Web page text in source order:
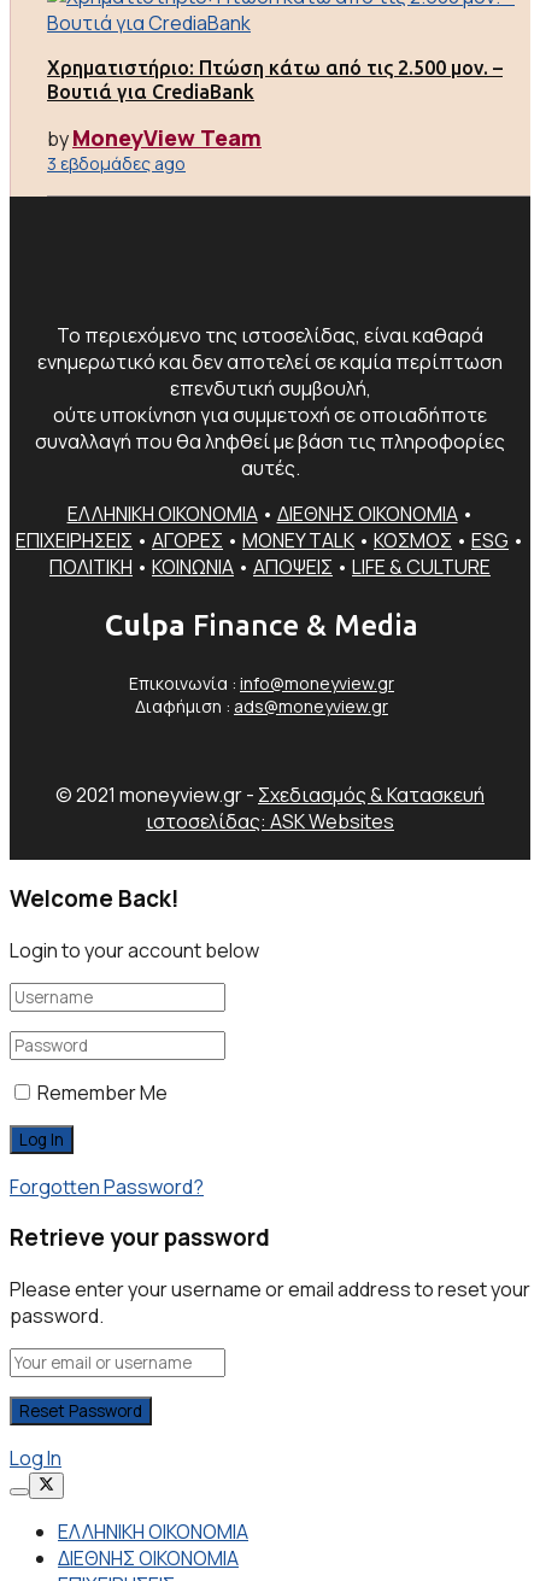
Χρηματιστήριο: Πτώση κάτω από τις 2.500 μον. –
Βουτιά για CrediaBank
byMoneyView Team
3 εβδομάδες ago
Το περιεχόμενο της ιστοσελίδας, είναι καθαρά
ενημερωτικό και δεν αποτελεί σε καμία περίπτωση
επενδυτική συμβουλή,
ούτε υποκίνηση για συμμετοχή σε οποιαδήποτε
συναλλαγή που θα ληφθεί με βάση τις πληροφορίες
αυτές.
ΕΛΛΗΝΙΚΗ ΟΙΚΟΝΟΜΙΑ• ΔΙΕΘΝΗΣ ΟΙΚΟΝΟΜΙΑ•
ΕΠΙΧΕΙΡΗΣΕΙΣ • ΑΓΟΡΕΣ • MONEY TALK • ΚΟΣΜΟΣ • ESG •
ΠΟΛΙΤΙΚΗ • ΚΟΙΝΩΝΙΑ • ΑΠΟΨΕΙΣ • LIFE & CULTURE
Culpa Finance & Media
Επικοινωνία : info@moneyview.gr
Διαφήμιση : ads@moneyview.gr
© 2021 moneyview.gr - Σχεδιασμός & Κατασκευή
ιστοσελίδας: ASK Websites
Welcome Back!
Login to your account below
Remember Me
Forgotten Password?
Retrieve your password
Please enter your username or email address to reset your
password.
Log In
ΕΛΛΗΝΙΚΗ ΟΙΚΟΝΟΜΙΑ
ΔΙΕΘΝΗΣ ΟΙΚΟΝΟΜΙΑ